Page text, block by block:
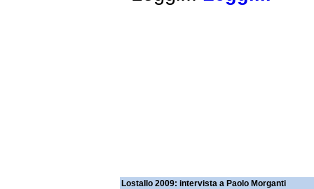
Lostallo 2009: intervista a Paolo Morganti